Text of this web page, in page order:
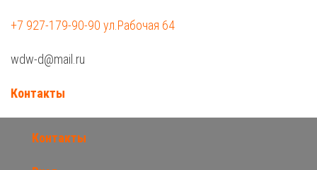
+7 927-179-90-90 ул.Рабочая 64
wdw-d@mail.ru
Контакты
Контакты